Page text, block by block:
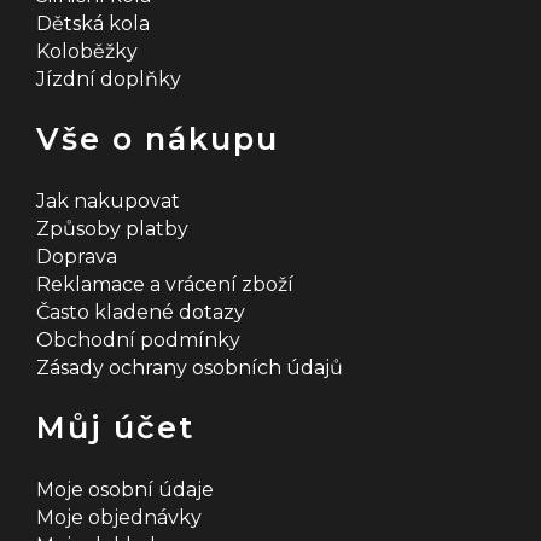
u
Dětská kola
Koloběžky
Jízdní doplňky
Vše o nákupu
Jak nakupovat
Způsoby platby
Doprava
Reklamace a vrácení zboží
Často kladené dotazy
Obchodní podmínky
Zásady ochrany osobních údajů
Můj účet
Moje osobní údaje
Moje objednávky